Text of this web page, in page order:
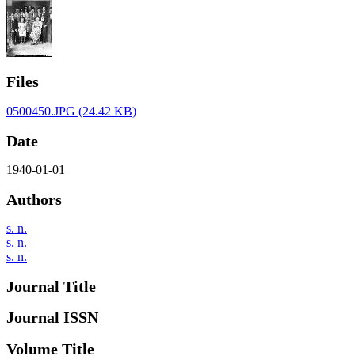
Files
0500450.JPG (24.42 KB)
Date
1940-01-01
Authors
s. n.
s. n.
s. n.
Journal Title
Journal ISSN
Volume Title